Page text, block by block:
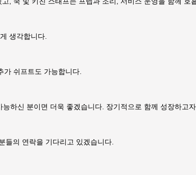
생각합니다.
가 쉬프트도 가능합니다.
하신 분이면 더욱 좋겠습니다. 장기적으로 함께 성장하고
들의 연락을 기다리고 있겠습니다.